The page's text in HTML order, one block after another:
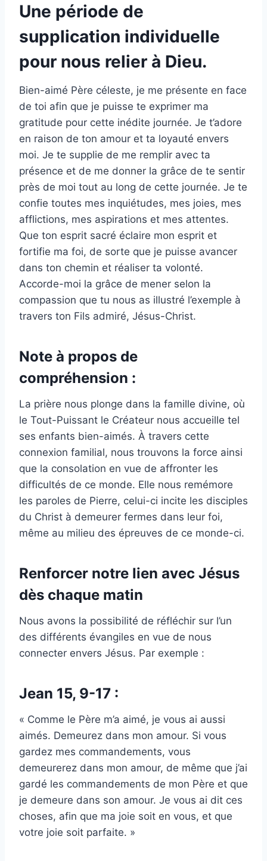
Une période de
supplication individuelle
pour nous relier à Dieu.
Bien-aimé Père céleste, je me présente en face
de toi afin que je puisse te exprimer ma
gratitude pour cette inédite journée. Je t’adore
en raison de ton amour et ta loyauté envers
moi. Je te supplie de me remplir avec ta
présence et de me donner la grâce de te sentir
près de moi tout au long de cette journée. Je te
confie toutes mes inquiétudes, mes joies, mes
afflictions, mes aspirations et mes attentes.
Que ton esprit sacré éclaire mon esprit et
fortifie ma foi, de sorte que je puisse avancer
dans ton chemin et réaliser ta volonté.
Accorde-moi la grâce de mener selon la
compassion que tu nous as illustré l’exemple à
travers ton Fils admiré, Jésus-Christ.
Note à propos de
compréhension :
La prière nous plonge dans la famille divine, où
le Tout-Puissant le Créateur nous accueille tel
ses enfants bien-aimés. À travers cette
connexion familial, nous trouvons la force ainsi
que la consolation en vue de affronter les
difficultés de ce monde. Elle nous remémore
les paroles de Pierre, celui-ci incite les disciples
du Christ à demeurer fermes dans leur foi,
même au milieu des épreuves de ce monde-ci.
Renforcer notre lien avec Jésus
dès chaque matin
Nous avons la possibilité de réfléchir sur l’un
des différents évangiles en vue de nous
connecter envers Jésus. Par exemple :
Jean 15, 9-17 :
« Comme le Père m’a aimé, je vous ai aussi
aimés. Demeurez dans mon amour. Si vous
gardez mes commandements, vous
demeurerez dans mon amour, de même que j’ai
gardé les commandements de mon Père et que
je demeure dans son amour. Je vous ai dit ces
choses, afin que ma joie soit en vous, et que
votre joie soit parfaite. »